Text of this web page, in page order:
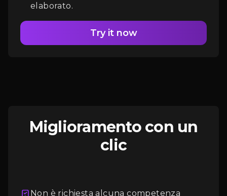
elaborato.
Try it now
Miglioramento con un
clic
Non è richiesta alcuna competenza